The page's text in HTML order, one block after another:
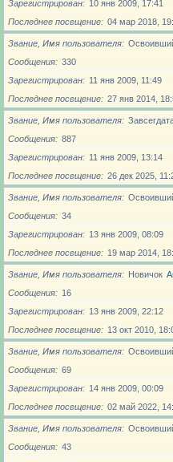
Зарегистрирован
10 янв 2009, 17:41
Последнее посещение
04 мар 2018,
Звание, Имя пользователя
Сообщения
330
Зарегистрирован
11 янв 2009, 11:49
Последнее посещение
27 янв 2014,
Звание, Имя пользователя
Сообщения
887
Зарегистрирован
11 янв 2009, 13:14
Последнее посещение
26 дек 2025,
Звание, Имя пользователя
Сообщения
34
Зарегистрирован
13 янв 2009, 08:09
Последнее посещение
19 мар 2014,
Звание, Имя пользователя Новичoк
Сообщения
16
Зарегистрирован
13 янв 2009, 22:12
Последнее посещение
13 окт 2010,
Звание, Имя пользователя
Сообщения
69
Зарегистрирован
14 янв 2009, 00:09
Последнее посещение
02 май 2022,
Звание, Имя пользователя
Сообщения
43